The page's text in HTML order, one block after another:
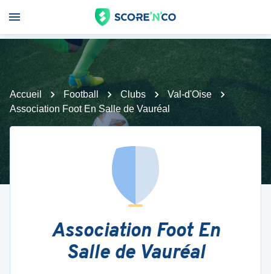
Accueil Football Clubs
Val-d'Oise
Association Foot En Salle de Vauréal
Association Foot En
Salle de Vauréal